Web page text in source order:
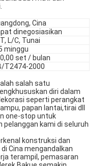
Cina
dinegosiasikan
L/C, Tunai
minggu
set / bulan
T2474-2000
salah satu
diri dalam
seperti perangkat
papan lantai,tirai dll
one-stop untuk
kami di seluruh
konstruksi dan
Cina mengandalkan
terampil, pemasaran